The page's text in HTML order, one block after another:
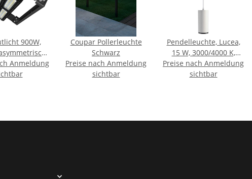
900W,
1-10V
neutralweiß,
Anmeldung
Coupar Pollerleuchte
Schwarz
Preise nach Anmeldung
sichtbar
Pendelleuchte, Lucea,
15 W, 3000/4000 K,
Weiß, 220-240 V/AC
Preise nach Anmeldung
sichtbar